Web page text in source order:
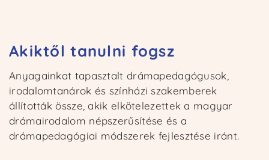
Bejelentkezem
Regisztrálok
Akiktől tanulni fogsz
Anyagainkat tapasztalt drámapedagógusok,
irodalomtanárok és színházi szakemberek
állították össze, akik elkötelezettek a magyar
drámairodalom népszerűsítése és a
drámapedagógiai módszerek fejlesztése iránt.